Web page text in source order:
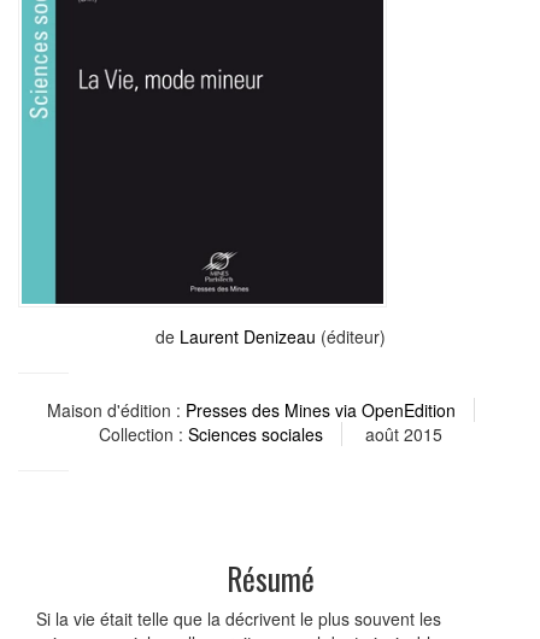
de Laurent Denizeau (éditeur)
Maison d'édition : Presses des Mines via OpenEdition
Collection : Sciences sociales août 2015
Résumé
Si la vie était telle que la décrivent le plus souvent les